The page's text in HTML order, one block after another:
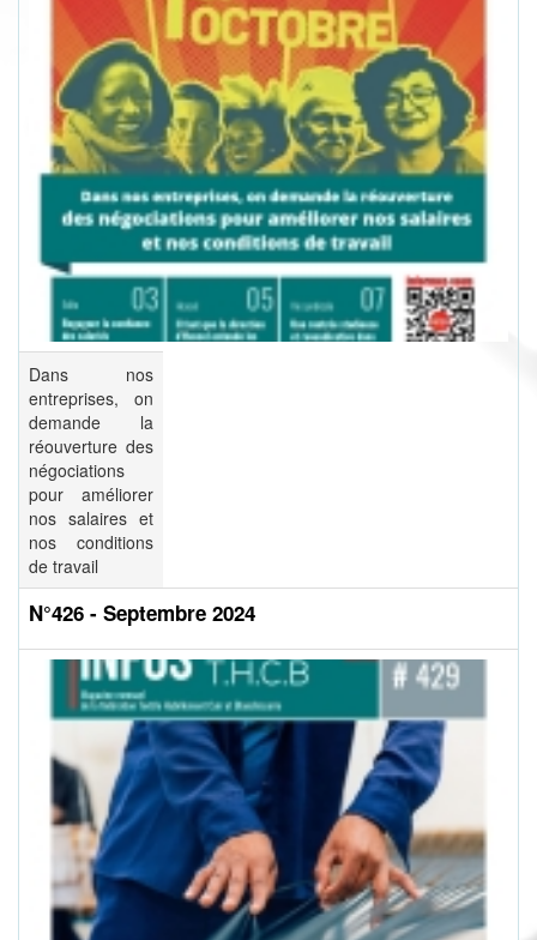
Dans nos
entreprises, on
demande la
réouverture des
négociations
pour améliorer
nos salaires et
nos conditions
de travail
N°426 - Septembre 2024